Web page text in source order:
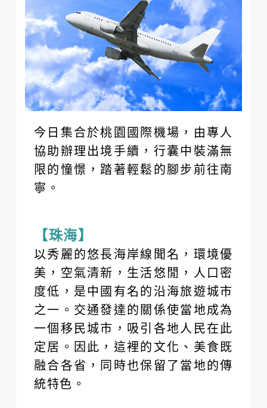
今日集合於桃園國際機場，由專人
協助辦理出境手續，行囊中裝滿無
限的憧憬，踏著輕鬆的腳步前往南
寧。
【珠海】
以秀麗的悠長海岸線聞名，環境優
美，空氣清新，生活悠閒，人口密
度低，是中國有名的沿海旅遊城市
之一。交通發達的關係使當地成為
一個移民城市，吸引各地人民在此
定居。因此，這裡的文化、美食既
融合各省，同時也保留了當地的傳
統特色。